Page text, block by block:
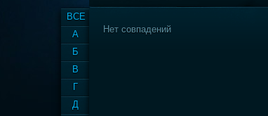
ВСЕ
А
Б
В
Г
Д
Нет совпадений